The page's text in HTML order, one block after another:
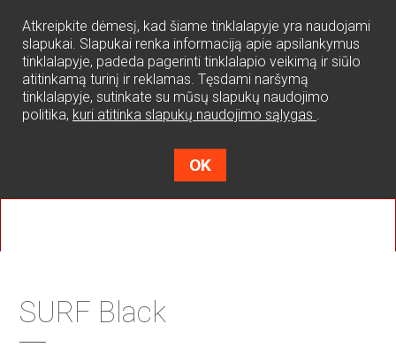
Atkreipkite dėmesį, kad šiame tinklalapyje yra naudojami
slapukai. Slapukai renka informaciją apie apsilankymus
tinklalapyje, padeda pagerinti tinklalapio veikimą ir siūlo
atitinkamą turinį ir reklamas. Tęsdami naršymą
tinklalapyje, sutinkate su mūsų slapukų naudojimo
politika, kuri atitinka slapukų naudojimo sąlygas .
OK
0
SURF Black